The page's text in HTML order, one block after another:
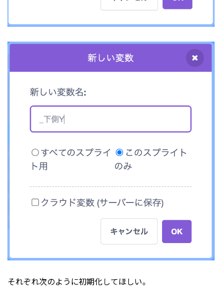
それぞれ次のように初期化してほしい。